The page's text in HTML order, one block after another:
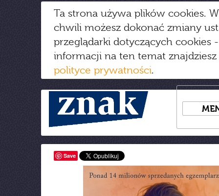
Ta strona używa plików cookies.
chwili możesz dokonać zmiany
przeglądarki dotyczących cookies
informacji na ten temat
polityce prywatności.
Save